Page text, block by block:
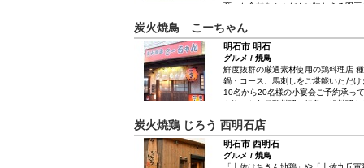
育った食材をふんだんに味わえる明
炭火焼鳥 こーちゃん
明石市 明石
グルメ / 焼鳥
鮮度抜群の厳選素材使用の鶏料理店
鍋・コース、馬刺しをご堪能いただ
10名から20名様の小宴会ご予約承っ
を使った各種鶏料理と焼鳥、鍋料理
炭火焼鶏 じろう 西明石店
明石市 西明石
グルメ / 焼鳥